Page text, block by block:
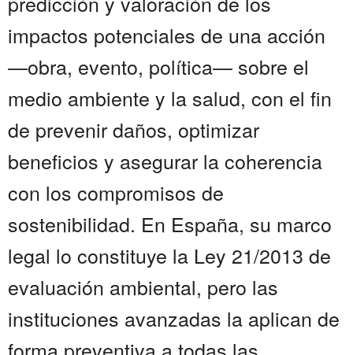
impactos potenciales de una acción
—obra, evento, política— sobre el
medio ambiente y la salud, con el fin
de prevenir daños, optimizar
beneficios y asegurar la coherencia
con los compromisos de
sostenibilidad. En España, su marco
legal lo constituye la Ley 21/2013 de
evaluación ambiental, pero las
instituciones avanzadas la aplican de